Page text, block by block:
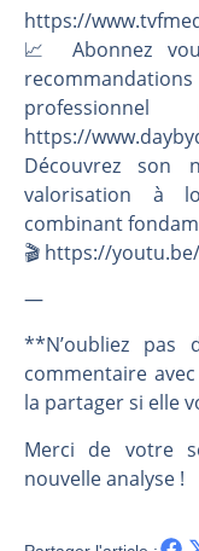
https://
📈 Abonnez
https://
Découvrez son
valorisation à
combinant
🎬️ https://youtu.be/
—
**N’oubliez
commentaire
la partager si elle
Merci de votre
nouvelle analyse !